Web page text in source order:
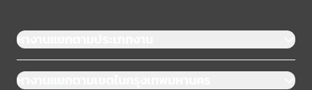
หางานแยกตามประเภทงาน
หางานแยกตามเขตในกรุงเทพมหานคร